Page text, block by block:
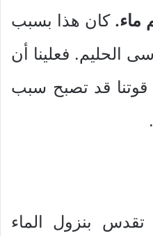
ماء. كان هذا بسبب
الحليم. فعلينا أن
قد تصبح سبب
تقدس بنزول الماء